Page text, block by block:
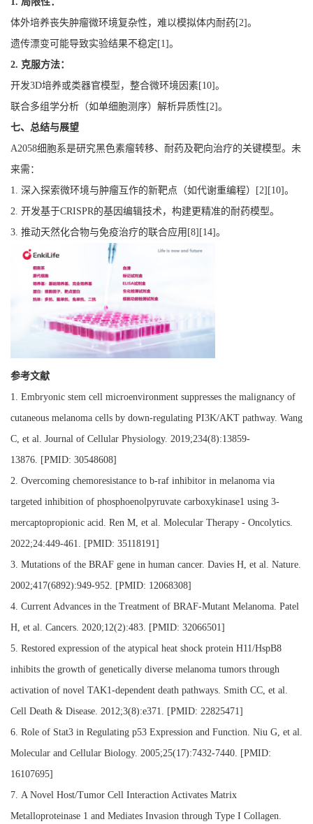
体外培养丧失肿瘤微环境复杂性，难以模拟体内耐药 [2]。
遗传漂变可能导致实验结果不稳定 [1]。
2. 克服方法：
开发3D培养或类器官模型，整合微环境因素[10]。
联合多组学分析（如单细胞测序）解析异质性 [2]。
七、总结与展望
A2058细胞系是研究黑色素瘤转移、耐药及靶向治疗的关键模型。未
来需：
1. 深入探索微环境与肿瘤互作的新靶点（如代谢重编程） [2][10]。
2. 开发基于CRISPR的基因编辑技术，构建更精准的耐药模型。
3. 推动天然化合物与免疫治疗的联合应用 [8][14]。
参考文献
1. Embryonic stem cell microenvironment suppresses the malignancy of
cutaneous melanoma cells by down‐regulating PI3K/AKT pathway. Wang
C, et al. Journal of Cellular Physiology. 2019;234(8):13859-
13876.
[PMID: 30548608]
2. Overcoming chemoresistance to b-raf inhibitor in melanoma via
targeted inhibition of phosphoenolpyruvate carboxykinase1 using 3-
mercaptopropionic acid. Ren M, et al. Molecular Therapy - Oncolytics.
2022;24:449-461.
[PMID: 35118191]
3. Mutations of the BRAF gene in human cancer. Davies H, et al. Nature.
2002;417(6892):949-952.
[PMID: 12068308]
4. Current Advances in the Treatment of BRAF-Mutant Melanoma. Patel
H, et al. Cancers. 2020;12(2):483.
[PMID: 32066501]
5. Restored expression of the atypical heat shock protein H11/HspB8
inhibits the growth of genetically diverse melanoma tumors through
activation of novel TAK1-dependent death pathways. Smith CC, et al.
Cell Death & Disease. 2012;3(8):e371.
[PMID: 22825471]
6. Role of Stat3 in Regulating p53 Expression and Function. Niu G, et al.
Molecular and Cellular Biology. 2005;25(17):7432-7440.
[PMID:
16107695]
7. A Novel Host/Tumor Cell Interaction Activates Matrix
Metalloproteinase 1 and Mediates Invasion through Type I Collagen.